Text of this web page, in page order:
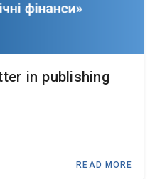
in publishing
READ MORE